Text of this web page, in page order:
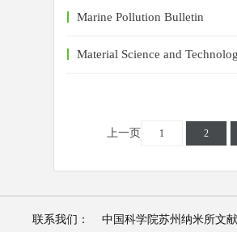
Marine Pollution Bulletin
Material Science and
上一页 1 2
联系我们： 中国科学院苏州纳米所文